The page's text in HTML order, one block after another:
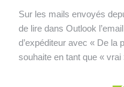
Sur les mails envoyés
de lire dans Outlook
d’expéditeur avec « De la
souhaite en tant que « vrai